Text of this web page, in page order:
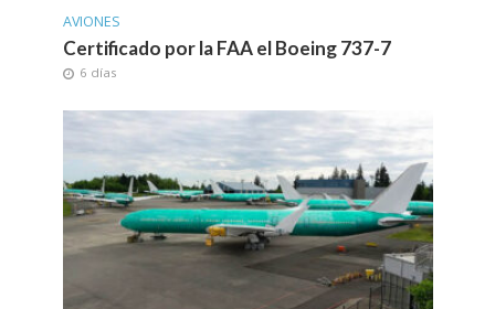
AVIONES
Certificado por la FAA el Boeing 737-7
6 días